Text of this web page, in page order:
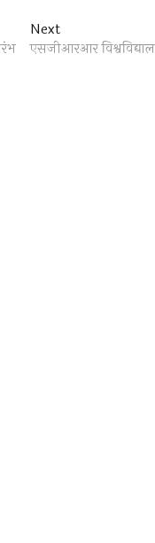
NextNext
post:
एसजीआरआर